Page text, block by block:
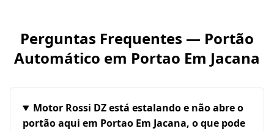
Perguntas Frequentes — Portão
Automático em Portao Em Jacana
Motor Rossi DZ está estalando e não abre o
portão aqui em Portao Em Jacana, o que pode